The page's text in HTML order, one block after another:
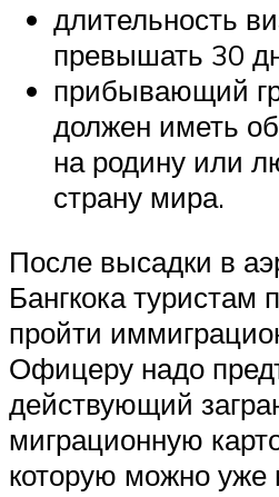
длительность
превышать 30
прибывающий
должен иметь
на родину или
страну мира.
После высадки в
Бангкока туристам
пройти
Офицеру надо
действующий
миграционную
которую можно уже